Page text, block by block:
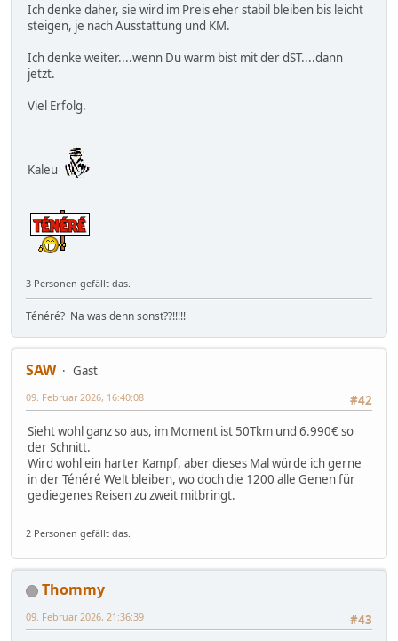
Ich denke daher, sie wird im Preis eher stabil bleiben bis leicht
steigen, je nach Ausstattung und KM.
Ich denke weiter....wenn Du warm bist mit der dST....dann
jetzt.
Viel Erfolg.
Kaleu
3 Personen gefällt das.
Ténéré? Na was denn sonst??!!!!!
SAW
Gast
#42
09. Februar 2026, 16:40:08
Sieht wohl ganz so aus, im Moment ist 50Tkm und 6.990€ so
der Schnitt.
Wird wohl ein harter Kampf, aber dieses Mal würde ich gerne
in der Ténéré Welt bleiben, wo doch die 1200 alle Genen für
gediegenes Reisen zu zweit mitbringt.
2 Personen gefällt das.
Thommy
#43
09. Februar 2026, 21:36:39